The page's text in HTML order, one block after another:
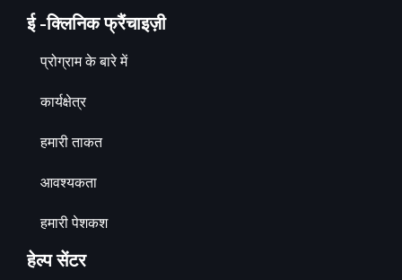
ई -क्लिनिक फ्रैंचाइज़ी
प्रोग्राम के बारे में
कार्यक्षेत्र
हमारी ताकत
आवश्यकता
हमारी पेशकश
हेल्प सेंटर